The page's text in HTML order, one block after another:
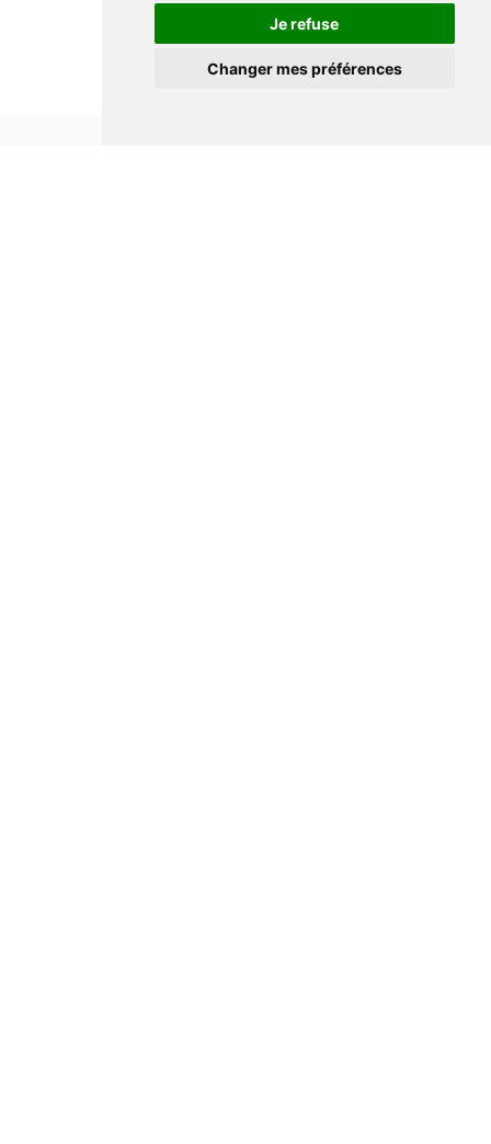
Je refuse
Changer mes préférences